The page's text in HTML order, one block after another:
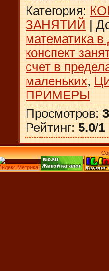
Категория:
ЗАНЯТИЙ |
математика
конспект
счет в
маленьких,
ПРИМЕРЫ
Просмотров:
Рейтинг: 5.0/1